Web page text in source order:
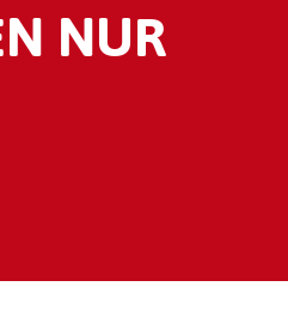
NUR